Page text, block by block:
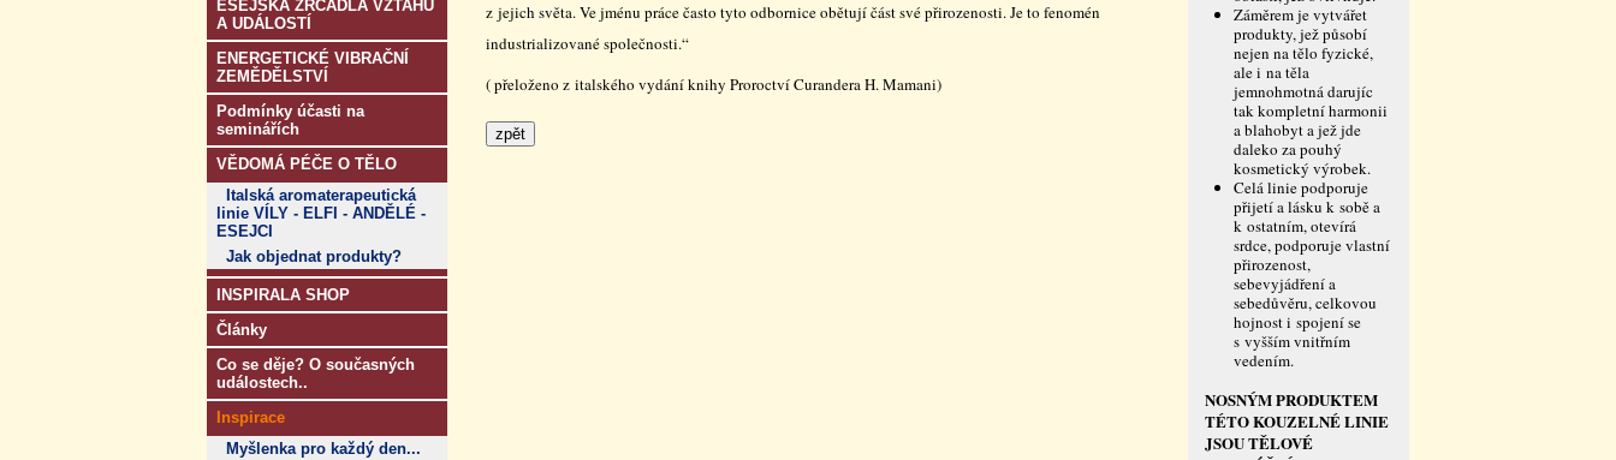
ESEJSKÁ ZRCADLA VZTAHŮ
A UDÁLOSTÍ
ENERGETICKÉ VIBRAČNÍ
ZEMĚDĚLSTVÍ
Podmínky účasti na
seminářích
VĚDOMÁ PÉČE O TĚLO
Italská aromaterapeutická
linie VÍLY - ELFI - ANDĚLÉ -
ESEJCI
Jak objednat produkty?
INSPIRALA SHOP
Články
Co se děje? O současných
událostech..
Inspirace
Myšlenka pro každý den...
z jejich světa. Ve jménu práce často tyto odbornice obětují část své přirozenosti. Je to fenomén
industrializované společnosti.“
( přeloženo z italského vydání knihy Proroctví Curandera H. Mamani)
Záměrem je vytvářet
produkty, jež působí
nejen na tělo fyzické,
ale i na těla
jemnohmotná darujíc
tak kompletní harmonii
a blahobyt a jež jde
daleko za pouhý
kosmetický výrobek.
Celá linie podporuje
přijetí a lásku k sobě a
k ostatním, otevírá
srdce, podporuje vlastní
přirozenost,
sebevyjádření a
sebedůvěru, celkovou
hojnost i spojení se
s vyšším vnitřním
vedením.
NOSNÝM PRODUKTEM
TÉTO KOUZELNÉ LINIE
JSOU TĚLOVÉ